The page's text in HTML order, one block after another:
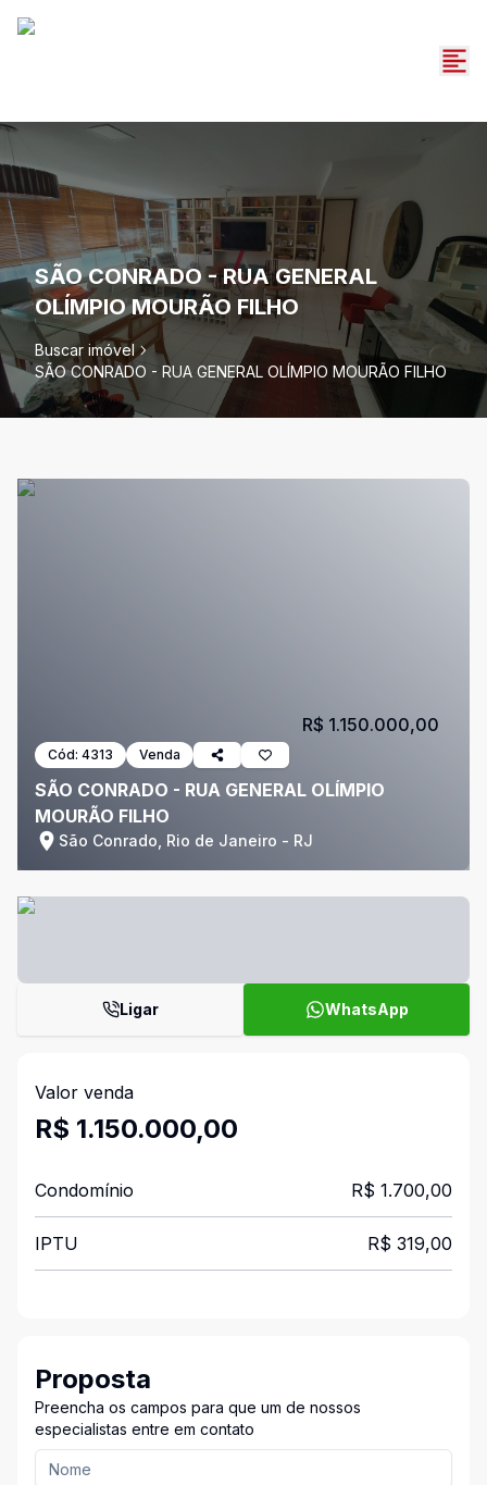
SÃO CONRADO - RUA GENERAL
OLÍMPIO MOURÃO FILHO
Buscar imóvel
SÃO CONRADO - RUA GENERAL OLÍMPIO MOURÃO FILHO
Cód: 4313 Venda
SÃO CONRADO - RUA GENERAL OLÍMPIO
MOURÃO FILHO
São Conrado, Rio de Janeiro - RJ
R$ 1.150.000,00
Ligar WhatsApp
Valor venda
R$ 1.150.000,00
Condomínio R$ 1.700,00
IPTU R$ 319,00
Proposta
Preencha os campos para que um de nossos
especialistas entre em contato